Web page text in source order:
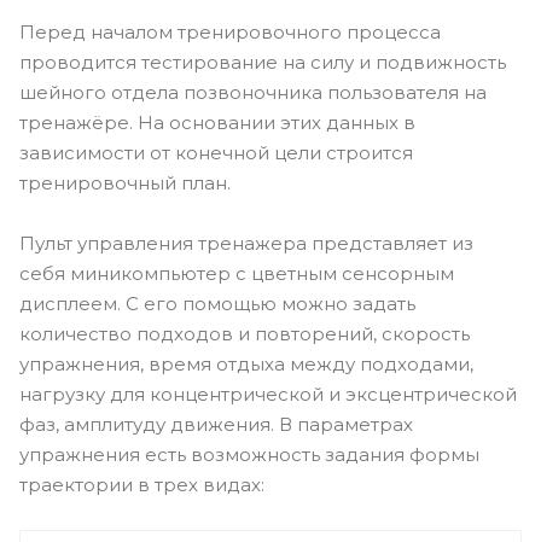
Перед началом тренировочного процесса
проводится тестирование на силу и подвижность
шейного отдела позвоночника пользователя на
тренажёре. На основании этих данных в
зависимости от конечной цели строится
тренировочный план.
Пульт управления тренажера представляет из
себя миникомпьютер с цветным сенсорным
дисплеем. С его помощью можно задать
количество подходов и повторений, скорость
упражнения, время отдыха между подходами,
нагрузку для концентрической и эксцентрической
фаз, амплитуду движения. В параметрах
упражнения есть возможность задания формы
траектории в трех видах: